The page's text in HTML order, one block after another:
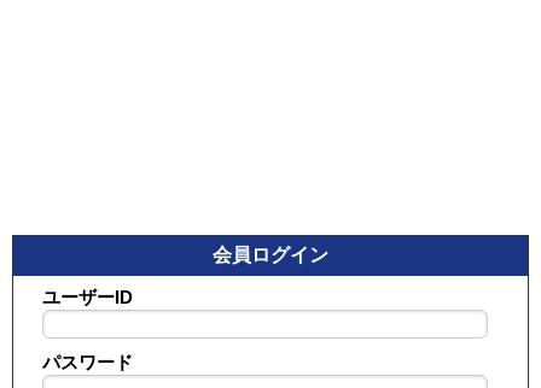
会員ログイン
ユーザーID
パスワード